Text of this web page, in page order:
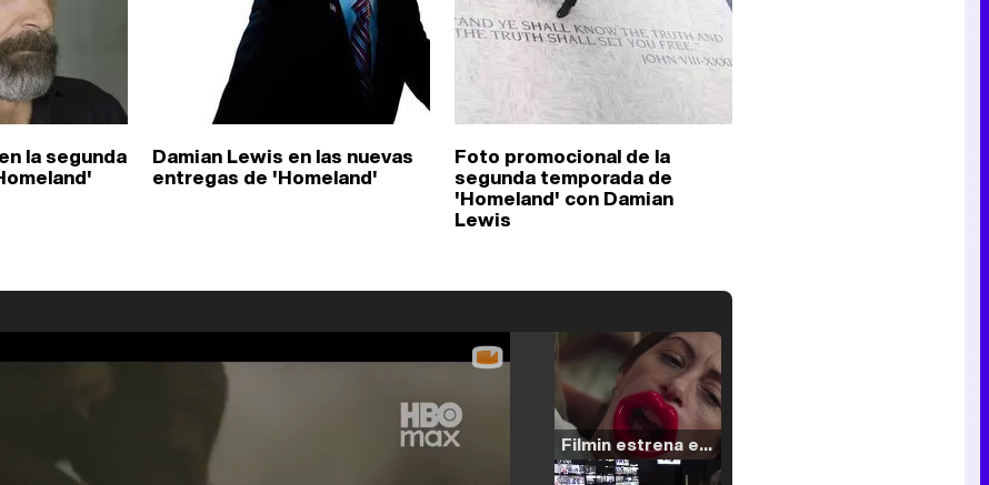
Filmin estrena el tráiler de 'Millennial Mal', su nueva comedia universitaria de la mano de Lorena Iglesias
la segunda Damian Lewis en las nuevas
entregas de 'Homeland'
Foto promocional de la
segunda temporada de
'Homeland' con Damian
Lewis